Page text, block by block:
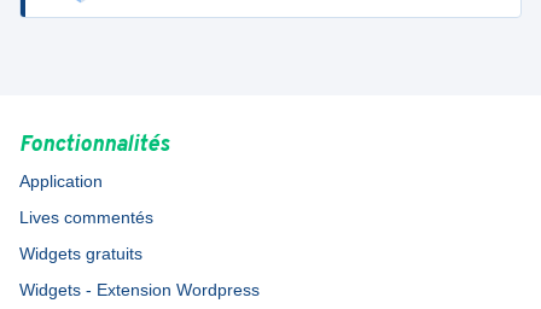
Fonctionnalités
Application
Lives commentés
Widgets gratuits
Widgets - Extension Wordpress